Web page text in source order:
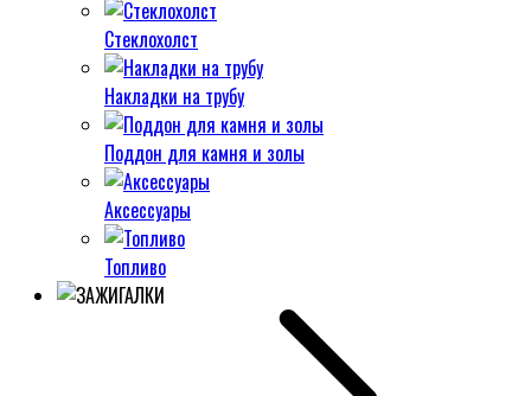
Стеклохолст
Накладки на трубу
Поддон для камня и золы
Аксессуары
Топливо